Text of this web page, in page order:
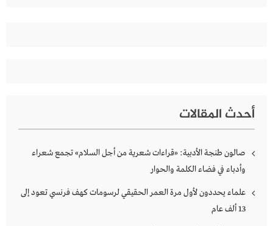
أحدث المقالات
صالون طنجة الأدبية: «قراءات شعرية من أجل السلام» تجمع شعراء
وأدباء في فضاء الكلمة والحوار
علماء يحددون لأول مرة العمر الحقيقي لرسومات كهف فرنسي تعود إلى
13 ألف عام